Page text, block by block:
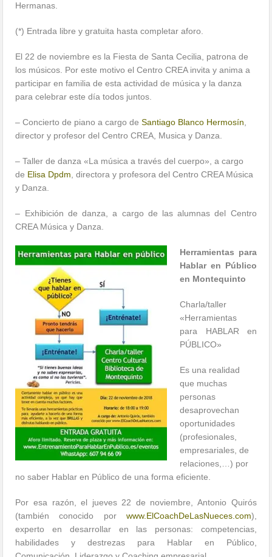
Hermanas.
(*) Entrada libre y gratuita hasta completar aforo.
El 22 de noviembre es la Fiesta de Santa Cecilia, patrona de
los músicos. Por este motivo el Centro CREA invita y anima a
participar en familia de esta actividad de música y la danza
para celebrar este día todos juntos.
– Concierto de piano a cargo deSantiago Blanco Hermosín
director y profesor del Centro CREA, Musica y Danza.
– Taller de danza «La música a través del cuerpo», a cargo
de Elisa Dpdm , directora y profesora del Centro CREA Música
y Danza.
– Exhibición de danza, a cargo de las alumnas del Centro
CREA Música y Danza.
Herramientas para
Hablar en Público
en Montequinto
Charla/taller
«Herramientas
para HABLAR en
PÚBLICO»
Es una realidad
que muchas
personas
desaprovechan
oportunidades
(profesionales,
empresariales, de
relaciones,…) por
no saber Hablar en Público de una forma eficiente.
Por esa razón, el jueves 22 de noviembre, Antonio Quirós
(también conocido por www.ElCoachDeLasNueces.com),
experto en desarrollar en las personas: competencias,
habilidades y destrezas para Hablar en Público,